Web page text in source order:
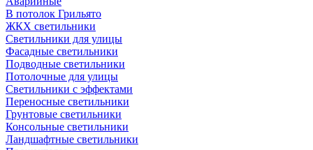
В потолок Грильято
ЖКХ светильники
Светильники для улицы
Фасадные светильники
Подводные светильники
Потолочные для улицы
Светильники с эффектами
Переносные светильники
Грунтовые светильники
Консольные светильники
Ландшафтные светильники